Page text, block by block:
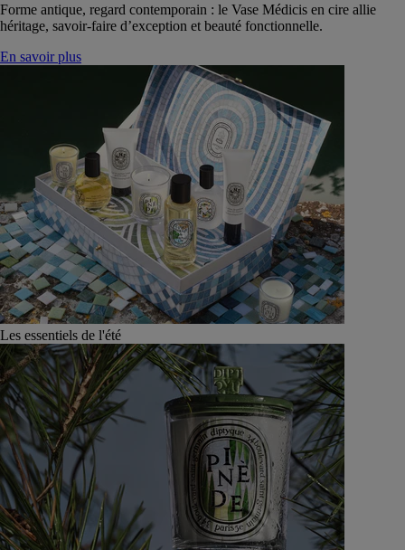
Forme antique, regard contemporain : le Vase Médicis en cire allie
héritage, savoir-faire d’exception et beauté fonctionnelle.
En savoir plus
Les essentiels de l'été